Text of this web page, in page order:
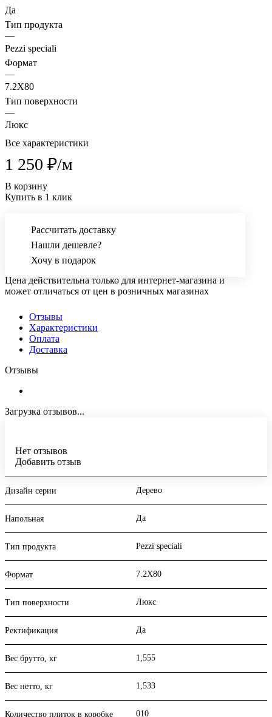
Да
Тип продукта
—
Pezzi speciali
Формат
—
7.2X80
Тип поверхности
—
Люкс
Все характеристики
1 250 ₽/м
В корзину
Купить в 1 клик
Рассчитать доставку
Нашли дешевле?
Хочу в подарок
Цена действительна только для интернет-магазина и
может отличаться от цен в розничных магазинах
Отзывы
Характеристики
Оплата
Доставка
Отзывы
Загрузка отзывов...
Нет отзывов
Добавить отзыв
Дизайн серии Дерево
Напольная Да
Тип продукта Pezzi speciali
Формат 7.2X80
Тип поверхности Люкс
Ректификация Да
Вес брутто, кг 1,555
Вес нетто, кг 1,533
Количество плиток в коробке 010